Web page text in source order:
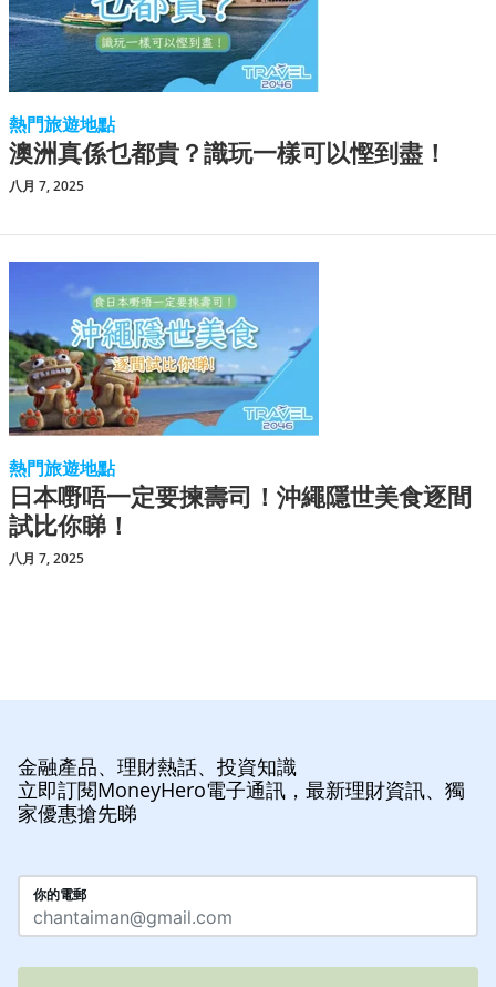
熱門旅遊地點
澳洲真係乜都貴？識玩一樣可以慳到盡！
八月 7, 2025
熱門旅遊地點
日本嘢唔一定要揀壽司！沖繩隱世美食逐間
試比你睇！
八月 7, 2025
金融產品、理財熱話、投資知識
立即訂閱MoneyHero電子通訊，最新理財資訊、獨
家優惠搶先睇